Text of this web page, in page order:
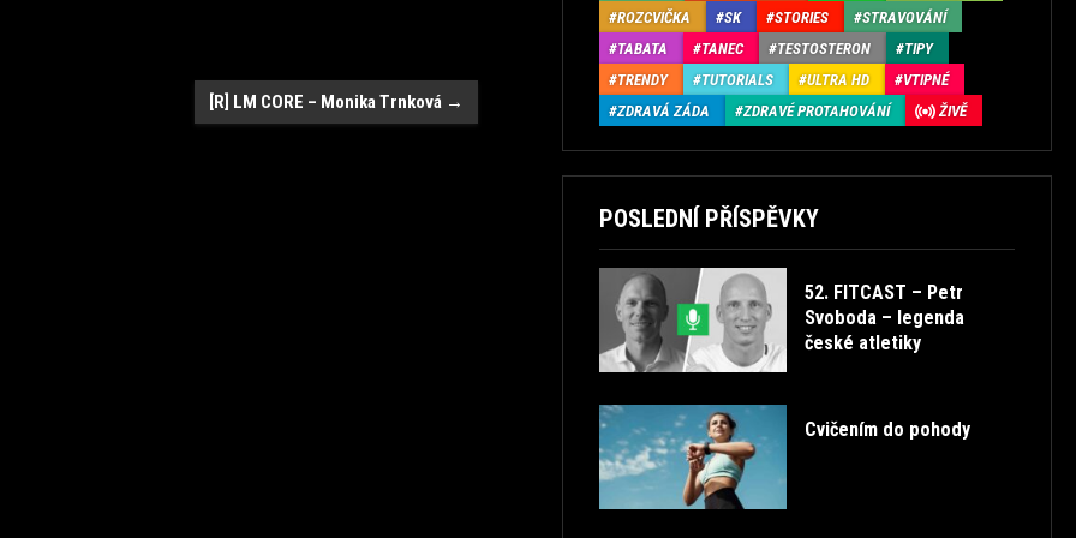
[R] LM CORE – Monika Trnková →
ROZCVIČKA
SK STORIES
STRAVOVÁNÍ
TABATA
TANEC TESTOSTERON
TIPY
TRENDY
TUTORIALS ULTRA HD
VTIPNÉ
ZDRAVÁ ZÁDA
ZDRAVÉ PROTAHOVÁNÍ ŽIVĚ
POSLEDNÍ PŘÍSPĚVKY
52. FITCAST – Petr
Svoboda – legenda
české atletiky
Cvičením do pohody